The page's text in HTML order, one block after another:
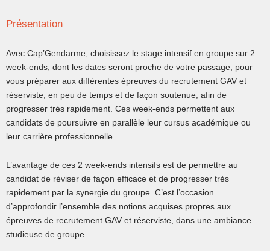
Présentation
Avec Cap’Gendarme, choisissez le stage intensif en groupe sur 2
week-ends, dont les dates seront proche de votre passage, pour
vous préparer aux différentes épreuves du recrutement GAV et
réserviste, en peu de temps et de façon soutenue, afin de
progresser très rapidement. Ces week-ends permettent aux
candidats de poursuivre en parallèle leur cursus académique ou
leur carrière professionnelle.
L’avantage de ces 2 week-ends intensifs est de permettre au
candidat de réviser de façon efficace et de progresser très
rapidement par la synergie du groupe. C’est l’occasion
d’approfondir l’ensemble des notions acquises propres aux
épreuves de recrutement GAV et réserviste, dans une ambiance
studieuse de groupe.